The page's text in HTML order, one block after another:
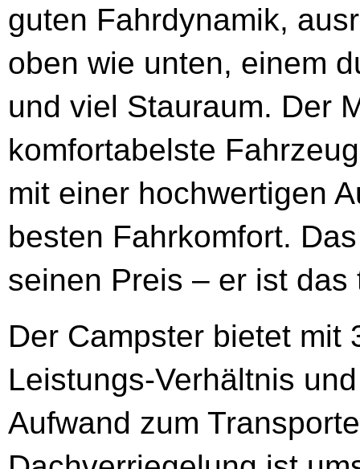
guten Fahrdynamik,
oben wie unten, einem
und viel Stauraum. Der
komfortabelste
mit einer hochwertigen
besten Fahrkomfort.
seinen Preis – er ist
Der Campster bietet mit
Leistungs-Verhältnis
Aufwand zum